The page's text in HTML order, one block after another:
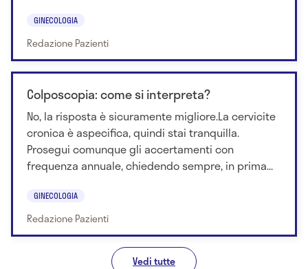
GINECOLOGIA
Redazione Pazienti
Colposcopia: come si interpreta?
No, la risposta è sicuramente migliore.La cervicite
cronica è aspecifica, quindi stai tranquilla.
Prosegui comunque gli accertamenti con
frequenza annuale, chiedendo sempre, in prima...
GINECOLOGIA
Redazione Pazienti
Vedi tutte